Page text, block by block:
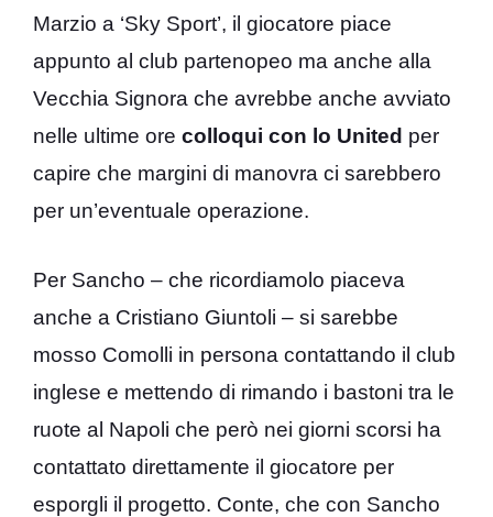
Marzio a ‘Sky Sport’, il giocatore piace
appunto al club partenopeo ma anche alla
Vecchia Signora che avrebbe anche avviato
nelle ultime ore colloqui con lo United per
capire che margini di manovra ci sarebbero
per un’eventuale operazione.
Per Sancho – che ricordiamolo piaceva
anche a Cristiano Giuntoli – si sarebbe
mosso Comolli in persona contattando il club
inglese e mettendo di rimando i bastoni tra le
ruote al Napoli che però nei giorni scorsi ha
contattato direttamente il giocatore per
esporgli il progetto. Conte, che con Sancho